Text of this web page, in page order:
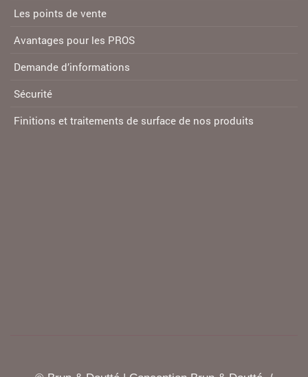
Les points de vente
Avantages pour les PROS
Demande d’informations
Sécurité
Finitions et traitements de surface de nos produits